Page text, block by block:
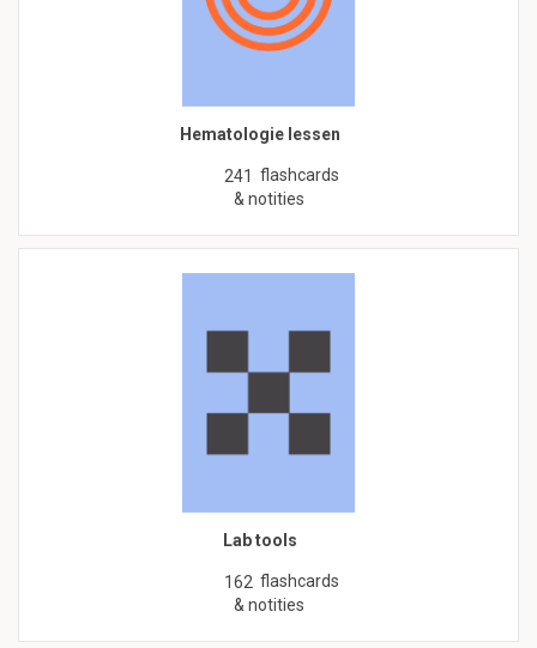
Hematologie lessen
241 flashcards
& notities
Lab tools
162 flashcards
& notities